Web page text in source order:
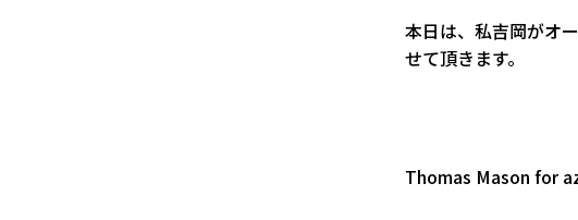
本日は、私吉岡がオ
せて頂きます。
Thomas Mason for